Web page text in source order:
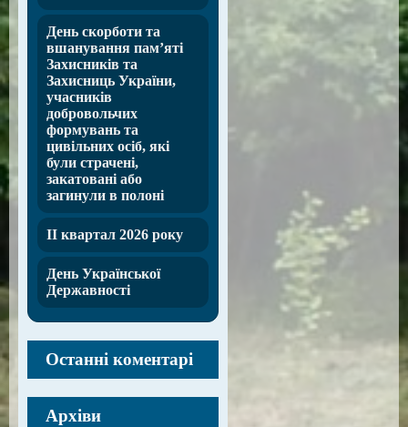
День скорботи та
вшанування пам’яті
Захисників та
Захисниць України,
учасників
добровольчих
формувань та
цивільних осіб, які
були страчені,
закатовані або
загинули в полоні
ІІ квартал 2026 року
День Української
Державності
Останні коментарі
Архіви